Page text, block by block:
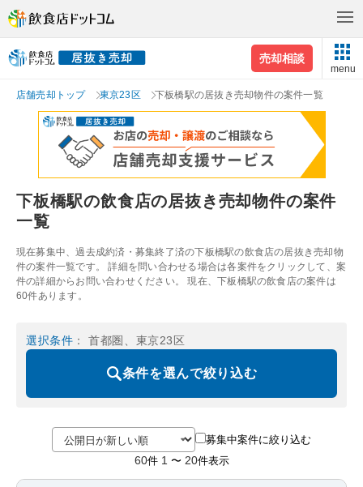
売却相談
menu
店舗売却トップ 東京23区 下板橋駅の居抜き売却物件の案件一覧
下板橋駅の飲食店の居抜き売却物件の案件
一覧
現在募集中、過去成約済・募集終了済の下板橋駅の飲食店の居抜き売却物
件の案件一覧です。 詳細を問い合わせる場合は各案件をクリックして、案
件の詳細からお問い合わせください。 現在、下板橋駅の飲食店の案件は
60件あります。
選択条件 ： 首都圏、東京23区
条件を選んで絞り込む
募集中案件に絞り込む
60件 1 〜 20件表示